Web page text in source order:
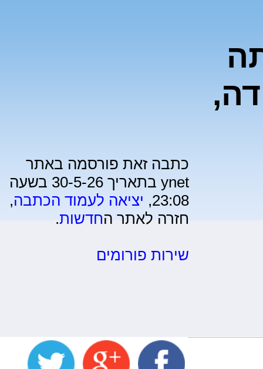
כתבה זאת פורסמה באתר
ynet בתאריך 30-5-26 בשעה
23:08, יציאה לעמוד הכתבה,
חזרה לאתר החדשות.
שירות פורומים